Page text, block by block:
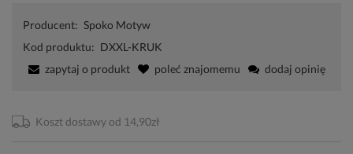
Producent: Spoko Motyw
Kod produktu: DXXL-KRUK
zapytaj o produkt
poleć znajomemu dodaj opinię
Koszt dostawy od 14,90zł